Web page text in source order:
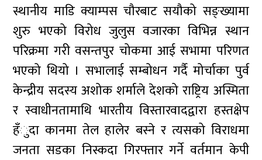
स्थानीय माडि क्याम्पस चौरबाट सयौको सङ्ख्यामा
शुरु भएको विरोध जुलुस वजारका विभिन्न स्थान
परिक्रमा गरी वसन्तपुर चोकमा आई सभामा परिणत
भएको थियो । सभालाई सम्बोधन गर्दै मोर्चाका पुर्व
केन्द्रीय सदस्य अशोक शर्माले देशको राष्ट्रिय अस्मिता
र स्वाधीनतामाथि भारतीय विस्तारवादद्वारा हस्तक्षेप
हँुदा कानमा तेल हालेर बस्ने र त्यसको विराधमा
जनता सडका निस्कदा गिरफ्तार गर्ने वर्तमान केपी